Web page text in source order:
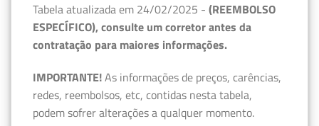
Tabela atualizada em 24/02/2025 - (REEMBOLSO
ESPECÍFICO), consulte um corretor antes da
contratação para maiores informações.
IMPORTANTE!As informações de preços, carências,
redes, reembolsos, etc, contidas nesta tabela,
podem sofrer alterações a qualquer momento.